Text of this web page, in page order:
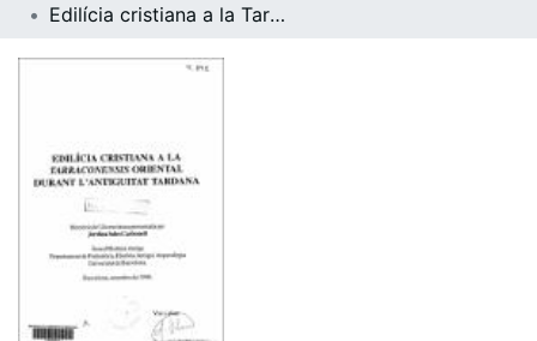
Edilícia cristiana a la Tarraconensis oriental durant l'antiguitat tardana